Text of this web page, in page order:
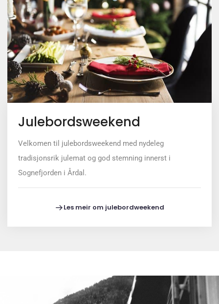
Julebordsweekend
Velkomen til julebordsweekend med nydeleg
tradisjonsrik julemat og god stemning innerst i
Sognefjorden i Årdal.
Les meir om julebordweekend